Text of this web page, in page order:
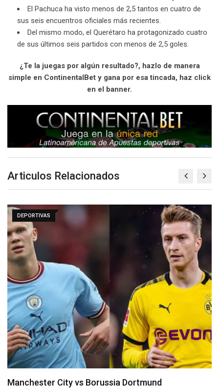
El Pachuca ha visto menos de 2,5 tantos en cuatro de
sus seis encuentros oficiales más recientes.
Del mismo modo, el Querétaro ha protagonizado cuatro
de sus últimos seis partidos con menos de 2,5 goles.
¿Te la juegas por algún resultado?, hazlo de manera
simple en ContinentalBet y gana por esa tincada, haz click
en el banner.
Articulos Relacionados
DEPORTIVAS
Sugerencias interesantes para la 16º jornada